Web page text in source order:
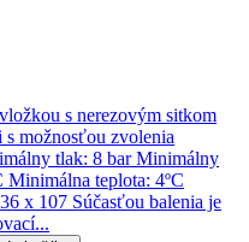
s nerezovým sitkom
s možnosťou zvolenia
tlak: 8 bar Minimálny
Minimálna teplota: 4ºC
x 107 Súčasťou balenia je